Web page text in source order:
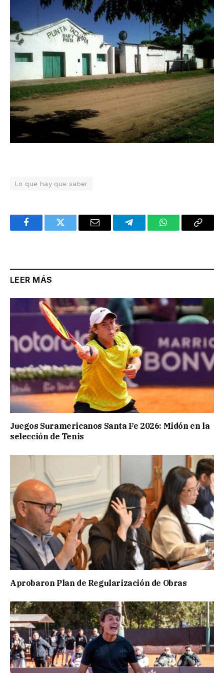
Lo que hay que saber
FacebookTwitter Email TelegramWhatsAppCopy
LEER MÁS
Juegos Suramericanos Santa Fe 2026: Midón en la
selección de Tenis
Aprobaron Plan de Regularización de Obras